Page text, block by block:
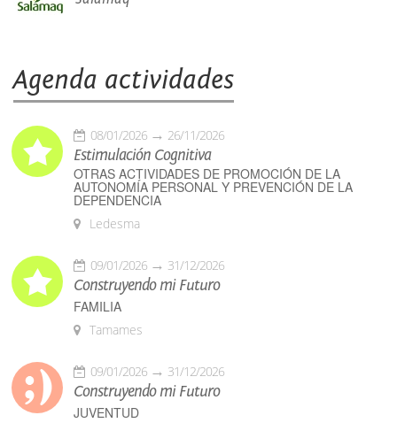
Agenda actividades
08/01/2026 26/11/2026
Estimulación Cognitiva
OTRAS ACTIVIDADES DE PROMOCIÓN DE LA
AUTONOMÍA PERSONAL Y PREVENCIÓN DE LA
DEPENDENCIA
Ledesma
09/01/2026 31/12/2026
Construyendo mi Futuro
FAMILIA
Tamames
09/01/2026 31/12/2026
Construyendo mi Futuro
JUVENTUD